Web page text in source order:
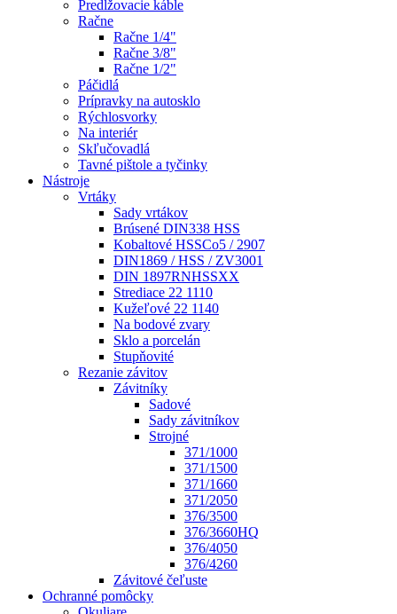
Predlžovacie káble
Račne
Račne 1/4"
Račne 3/8"
Račne 1/2"
Páčidlá
Prípravky na autosklo
Rýchlosvorky
Na interiér
Skľučovadlá
Tavné pištole a tyčinky
Nástroje
Vrtáky
Sady vrtákov
Brúsené DIN338 HSS
Kobaltové HSSCo5 / 2907
DIN1869 / HSS / ZV3001
DIN 1897RNHSSXX
Strediace 22 1110
Kužeľové 22 1140
Na bodové zvary
Sklo a porcelán
Stupňovité
Rezanie závitov
Závitníky
Sadové
Sady závitníkov
Strojné
371/1000
371/1500
371/1660
371/2050
376/3500
376/3660HQ
376/4050
376/4260
Závitové čeľuste
Ochranné pomôcky